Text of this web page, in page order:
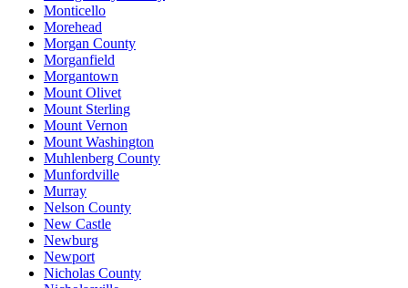
Monticello
Morehead
Morgan County
Morganfield
Morgantown
Mount Olivet
Mount Sterling
Mount Vernon
Mount Washington
Muhlenberg County
Munfordville
Murray
Nelson County
New Castle
Newburg
Newport
Nicholas County